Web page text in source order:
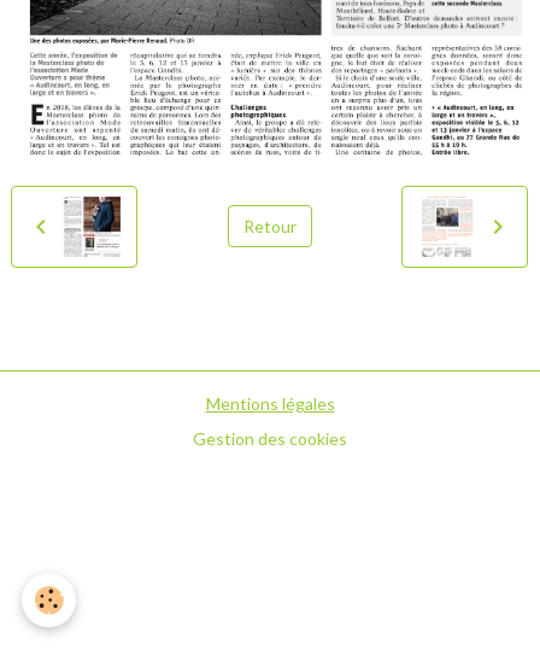
Retour
Mentions légales
Gestion des cookies